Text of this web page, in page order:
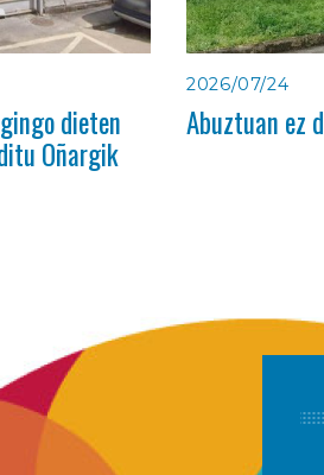
dieten
Oñargik
2026/07/24
Abuztuan ez